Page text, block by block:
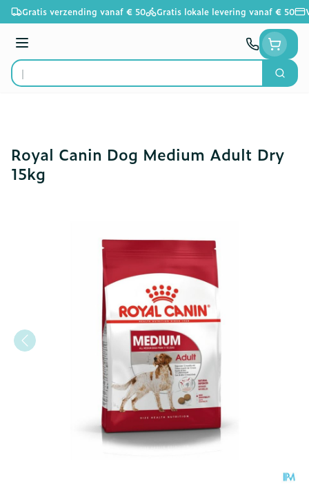
Ga naar de inhoud
Gratis verzending vanaf € 50 Gratis lokale levering vanaf € 50
Menu
Product, merk, categorie...
Zoek
Royal Canin Dog Medium Adult Dry
15kg